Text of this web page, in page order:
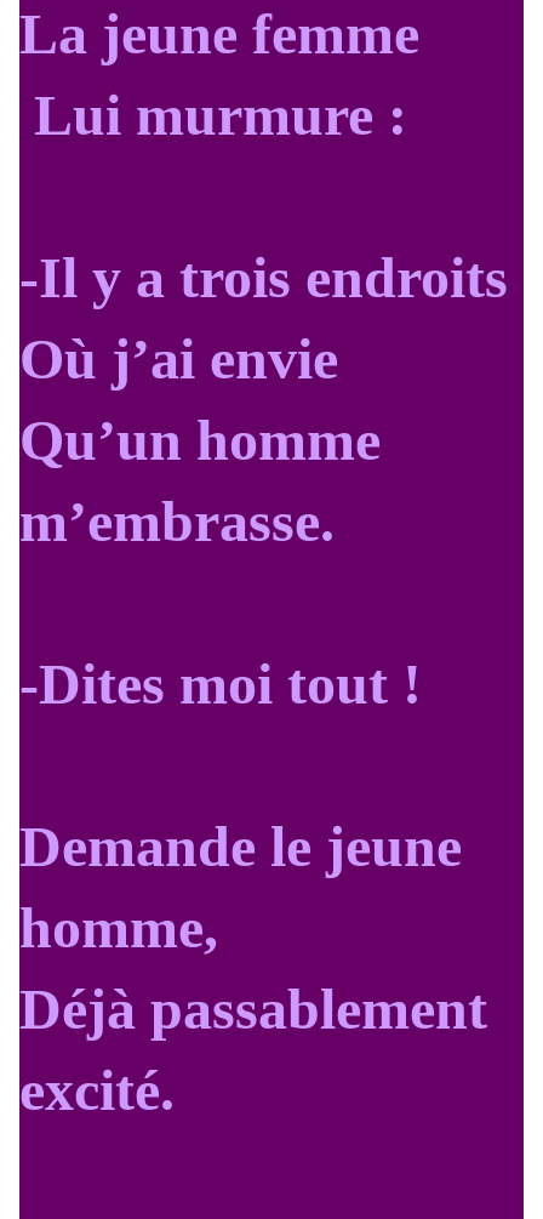
La jeune femme
Lui murmure :
-Il y a trois endroits
Où j’ai envie
Qu’un homme
m’embrasse.
-Dites moi tout !
Demande le jeune
homme,
Déjà passablement
excité.